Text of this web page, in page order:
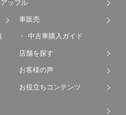
ップル
車販売
中古車購入ガイド
店舗を探す
お客様の声
お役立ちコンテンツ